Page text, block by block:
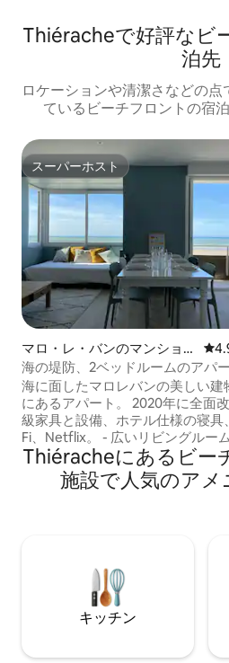
Thiéracheで好評なビ
泊先
ロケーションや清潔さなどの
ているビーチフロントの宿
スーパーホスト
スーパーホスト
マロ・レ・バンのマンショ
ン・アパート
レ
海の堤防、2ベッドルームのアパ
ロ・レ・バン
海に面したマロレバンの美しい建
にあるアパート。 2020年に全面改装：高
級家具と設備、ホテル仕様の寝具
Fi、Netflix。 - 広いリビングルー
の整ったキッチン、サロン、ダイ
ルーム。 - ベッドルーム1：キングサイズ
ベッド1台（180 x 200 cm）、ク
ストに応じて） - シーツとタオル
されています Instagram：
@lerepairedemalo
Thiéracheにあるビー
施設で人気のアメ
キッチン